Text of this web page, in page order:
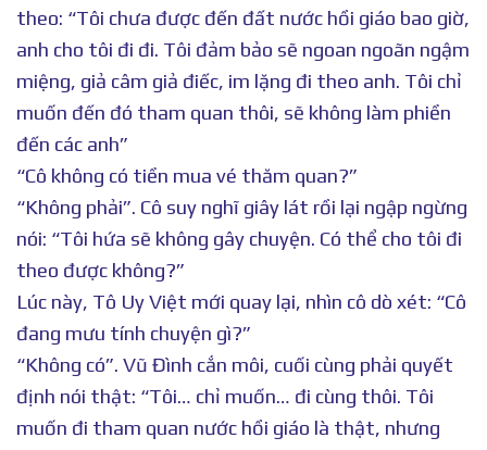
theo: “Tôi chưa được đến đất nước hồi giáo bao giờ,
anh cho tôi đi đi. Tôi đảm bảo sẽ ngoan ngoãn ngậm
miệng, giả câm giả điếc, im lặng đi theo anh. Tôi chỉ
muốn đến đó tham quan thôi, sẽ không làm phiền
đến các anh”
“Cô không có tiền mua vé thăm quan?”
“Không phải”. Cô suy nghĩ giây lát rồi lại ngập ngừng
nói: “Tôi hứa sẽ không gây chuyện. Có thể cho tôi đi
theo được không?”
Lúc này, Tô Uy Việt mới quay lại, nhìn cô dò xét: “Cô
đang mưu tính chuyện gì?”
“Không có”. Vũ Đình cắn môi, cuối cùng phải quyết
định nói thật: “Tôi… chỉ muốn… đi cùng thôi. Tôi
muốn đi tham quan nước hồi giáo là thật, nhưng